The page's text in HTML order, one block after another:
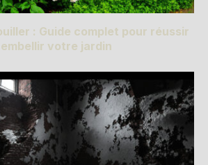
: Guide complet pour réussir
votre jardin